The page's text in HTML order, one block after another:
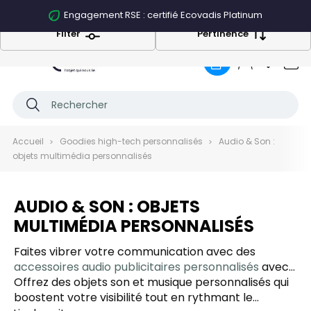
Engagement RSE : certifié Ecovadis Platinum
0
Accueil Goodies high-tech personnalisés
Audio & Son :
objets multimédia personnalisés
AUDIO & SON : OBJETS
MULTIMÉDIA PERSONNALISÉS
Faites vibrer votre communication avec des
accessoires audio publicitaires personnalisés avec
votre logo ! Casques, enceintes, écouteurs... chaque
accessoire audio personnalisé pour entreprise
Offrez des objets son et musique personnalisés qui
boostent votre visibilité tout en rythmant le
Filter Pertinence